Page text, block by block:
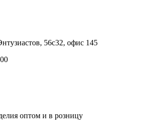
56с32, офис 145
оптом и в розницу